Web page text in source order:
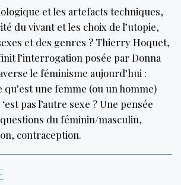
et les artefacts techniques,
du vivant et les choix de l’utopie,
et des genres ? Thierry Hoquet,
l’interrogation posée par Donna
le féminisme aujourd’hui :
une femme (ou un homme)
pas l’autre sexe ? Une pensée
du féminin/masculin,
contraception.